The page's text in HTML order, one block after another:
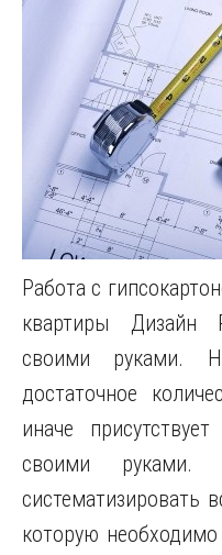
Работа с
квартиры Дизайн
своими руками.
достаточное
иначе
своими руками.
систематизировать
которую